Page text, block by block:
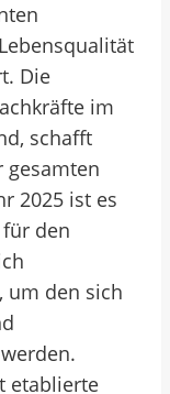
Die
im
schafft
gesamten
2025 ist es
den
um den sich
etablierte